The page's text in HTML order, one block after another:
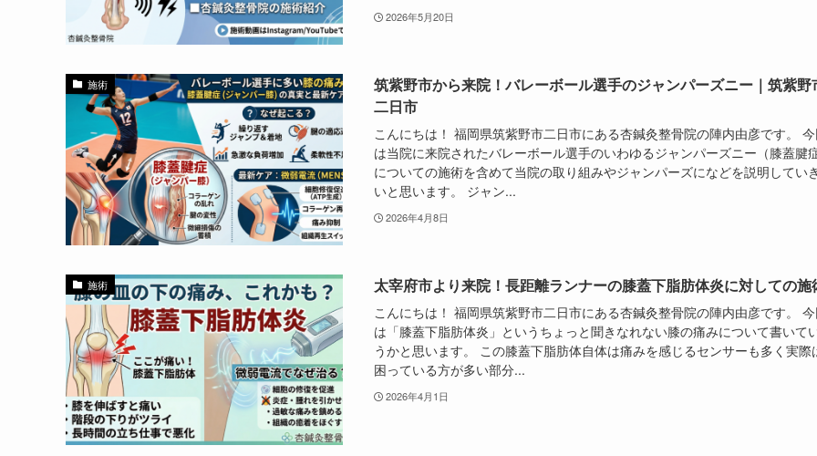
2026年5月20日
施術
筑紫野市から来院！バレーボール選手のジャンパーズニー｜筑紫野
二日市
こんにちは！ 福岡県筑紫野市二日市にある杏鍼灸整骨院の陣内由彦です。
は当院に来院されたバレーボール選手のいわゆるジャンパーズニー（膝蓋腱症
についての施術を含めて当院の取り組みやジャンパーズになどを説明してい
いと思います。 ジャン...
2026年4月8日
施術 太宰府市より来院！長距離ランナーの膝蓋下脂肪体炎に対しての施
こんにちは！ 福岡県筑紫野市二日市にある杏鍼灸整骨院の陣内由彦です。
は「膝蓋下脂肪体炎」というちょっと聞きなれない膝の痛みについて書いて
うかと思います。 この膝蓋下脂肪体自体は痛みを感じるセンサーも多く実際
困っている方が多い部分...
2026年4月1日